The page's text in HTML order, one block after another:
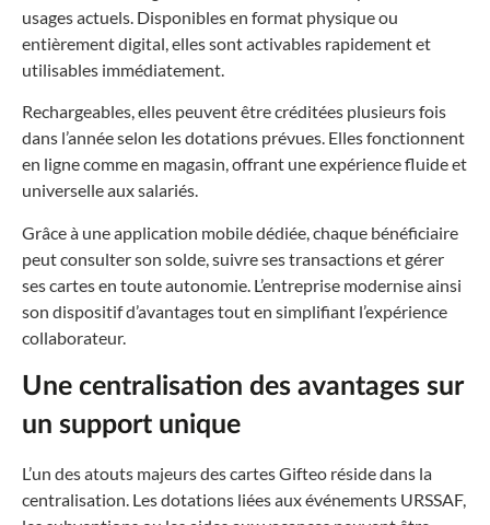
usages actuels. Disponibles en format physique ou
entièrement digital, elles sont activables rapidement et
utilisables immédiatement.
Rechargeables, elles peuvent être créditées plusieurs fois
dans l’année selon les dotations prévues. Elles fonctionnent
en ligne comme en magasin, offrant une expérience fluide et
universelle aux salariés.
Grâce à une application mobile dédiée, chaque bénéficiaire
peut consulter son solde, suivre ses transactions et gérer
ses cartes en toute autonomie. L’entreprise modernise ainsi
son dispositif d’avantages tout en simplifiant l’expérience
collaborateur.
Une centralisation des avantages sur
un support unique
L’un des atouts majeurs des cartes Gifteo réside dans la
centralisation. Les dotations liées aux événements URSSAF,